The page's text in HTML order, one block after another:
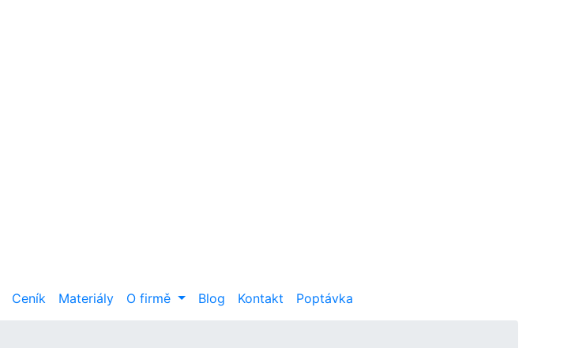
Ceník Materiály O firmě Blog Kontakt Poptávka